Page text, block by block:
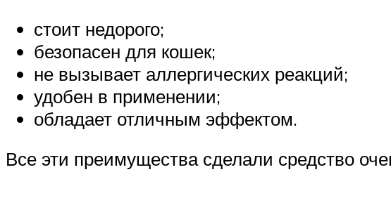
стоит недорого;
безопасен для кошек;
не вызывает аллергических реакций;
удобен в применении;
обладает отличным эффектом.
Все эти преимущества сделали средство